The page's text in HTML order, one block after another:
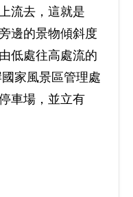
流去，這就是
邊的景物傾斜度
低處往高處流的
家風景區管理處
車場，並立有